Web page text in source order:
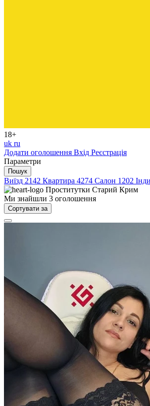
18+
uk ru
Додати оголошення Вхід Реєстрація
Параметри
Пошук
Виїзд 2142 Квартира 4274 Салон 1202
Проститутки Старий Крим
Ми знайшли 3 оголошення
Сортувати за